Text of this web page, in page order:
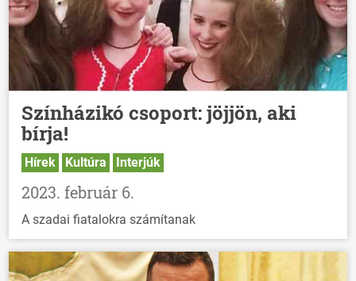
Színházikó csoport: jöjjön, aki
bírja!
Hírek Kultúra Interjúk
2023. február 6.
A szadai fiatalokra számítanak